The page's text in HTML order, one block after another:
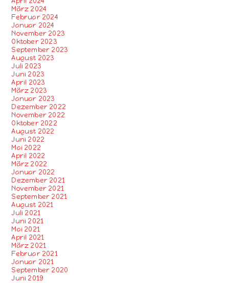
März 2024
Februar 2024
Januar 2024
November 2023
Oktober 2023
September 2023
August 2023
Juli 2023
Juni 2023
April 2023
März 2023
Januar 2023
Dezember 2022
November 2022
Oktober 2022
August 2022
Juni 2022
Mai 2022
April 2022
März 2022
Januar 2022
Dezember 2021
November 2021
September 2021
August 2021
Juli 2021
Juni 2021
Mai 2021
April 2021
März 2021
Februar 2021
Januar 2021
September 2020
Juni 2019